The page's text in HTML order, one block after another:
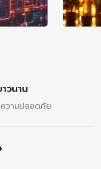
วนาน
ความปลอดภัย